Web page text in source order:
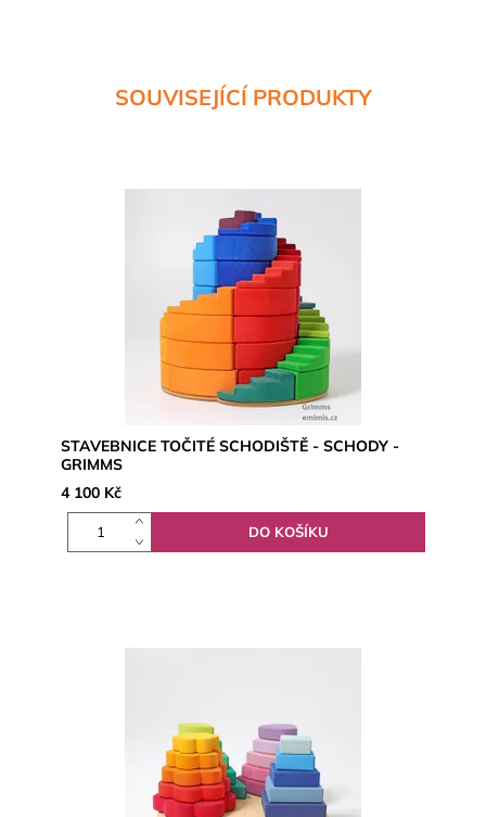
SOUVISEJÍCÍ PRODUKTY
STAVEBNICE TOČITÉ SCHODIŠTĚ - SCHODY -
GRIMMS
4 100 Kč